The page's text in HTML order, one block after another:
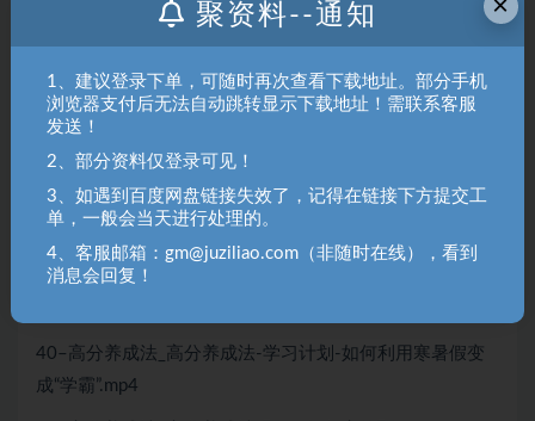
学制定学习计划.mp4
36–高分养成法_高分养成法-学习计划-时间是如何悄悄溜
走的.mp4
37–高分养成法_高分养成法-学习计划-如何运用番茄学习
法.mp4
38–高分养成法_高分养成法-学习计划-如何高效利用碎片
时间.mp4
39–高分养成法_高分养成法-学习计划-如何制定每日学习
40–高分养成法_高分养成法-学习计划-如何利用寒暑假变
成“学霸”.mp4
聚资料--通知
1、建议登录下单，可随时再次查看下载地址。部分手机
浏览器支付后无法自动跳转显示下载地址！需联系客服
发送！
2、部分资料仅登录可见！
3、如遇到百度网盘链接失效了，记得在链接下方提交工
单，一般会当天进行处理的。
4、客服邮箱：gm@juziliao.com（非随时在线），看到
消息会回复！